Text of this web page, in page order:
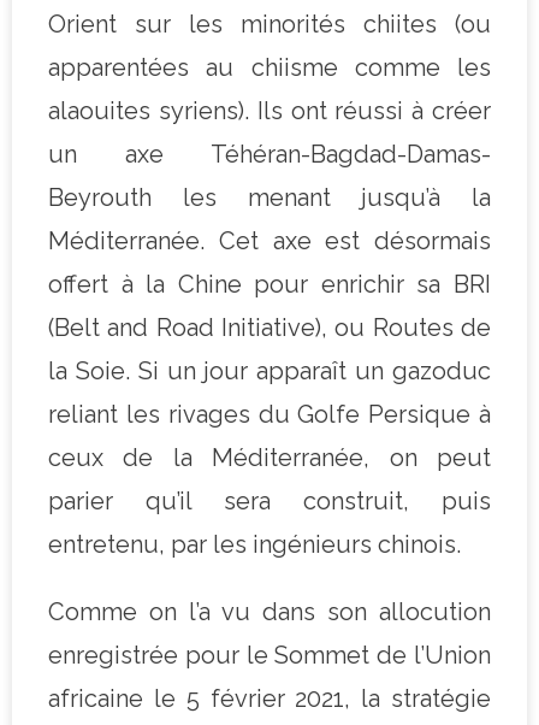
Orient sur les minorités chiites (ou
apparentées au chiisme comme les
alaouites syriens). Ils ont réussi à créer
un axe Téhéran-Bagdad-Damas-
Beyrouth les menant jusqu’à la
Méditerranée. Cet axe est désormais
offert à la Chine pour enrichir sa BRI
(Belt and Road Initiative), ou Routes de
la Soie. Si un jour apparaît un gazoduc
reliant les rivages du Golfe Persique à
ceux de la Méditerranée, on peut
parier qu’il sera construit, puis
entretenu, par les ingénieurs chinois.
Comme on l’a vu dans son allocution
enregistrée pour le Sommet de l’Union
africaine le 5 février 2021, la stratégie